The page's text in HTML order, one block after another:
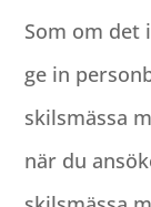
Som om
ge in
skilsmässa
när du